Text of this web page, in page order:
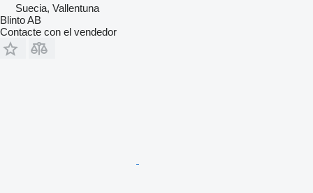
Suecia, Vallentuna
Blinto AB
Contacte con el vendedor